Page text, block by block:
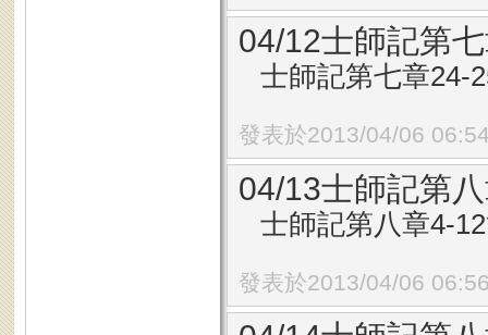
04/12士師記第
士師記第七章24-
發表於2013/04/06
04/13士師記第
士師記第八章4-
發表於2013/04/06